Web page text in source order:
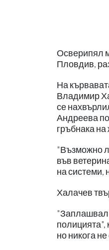
Осверипял
Пловдив,
На
Владимир
се
Андреева
гръбнака на
"Възможно
във
на системи,
Халачев
"Заплашвал
но никога